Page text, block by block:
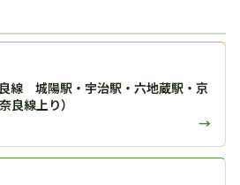
線 城陽駅・宇治駅・六地蔵駅・京
良線上り）
→